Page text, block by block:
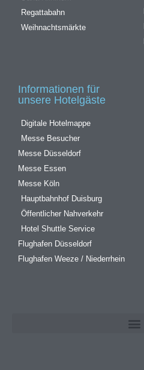
Regattabahn
Weihnachtsmärkte
Informationen für
unsere Hotelgäste
Digitale Hotelmappe
Messe Besucher
Messe Düsseldorf
Messe Essen
Messe Köln
Hauptbahnhof Duisburg
Öffentlicher Nahverkehr
Hotel Shuttle Service
Flughafen Düsseldorf
Flughafen Weeze / Niederrhein